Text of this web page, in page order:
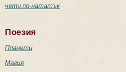
чети по-нататък
Поезия
Планети
Магия